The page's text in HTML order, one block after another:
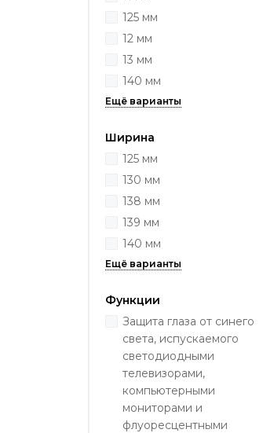
125 мм
12 мм
13 мм
140 мм
Ширина
125 мм
130 мм
138 мм
139 мм
140 мм
Функции
Защита глаза от синего
света, испускаемого
светодиодными
телевизорами,
компьютерными
мониторами и
флуоресцентными